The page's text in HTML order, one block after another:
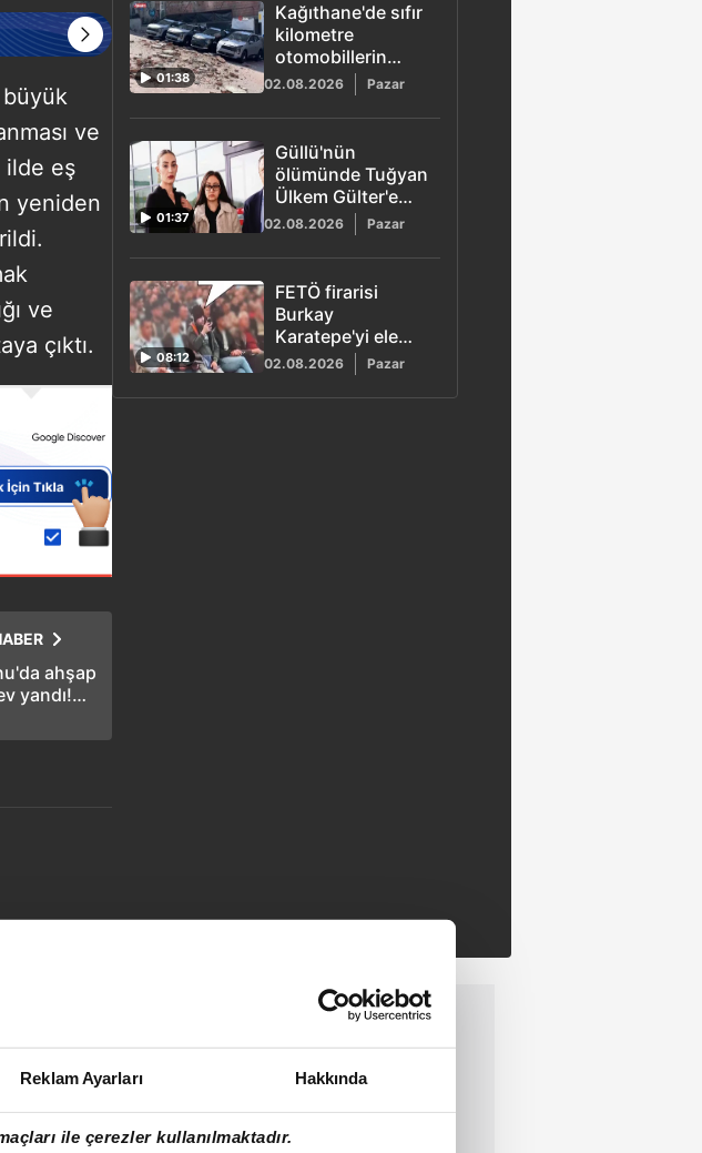
Reklam Ayarları Hakkında
ile çerezler kullanılmaktadır.
ve
ilde eş
yeniden
ve
çıktı.
ahşap
yandı!
01:38
Kağıthane'de sıfır
kilometre
otomobillerin
üzerine duvar
02.08.2026 Pazar
01:37
Güllü'nün
ölümünde Tuğyan
Ülkem Gülter'e
ağırlaştırılmış
müebbet hapis
talebi
02.08.2026 Pazar
08:12
FETÖ firarisi
Burkay
Karatepe'yi ele
veren görüntü!
02.08.2026 Pazar